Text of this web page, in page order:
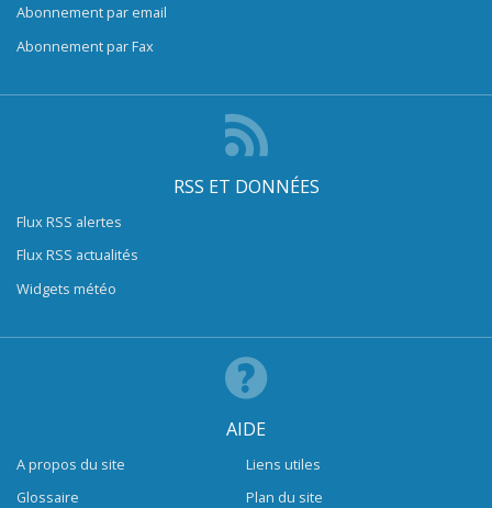
Abonnement par email
Abonnement par Fax
RSS ET DONNÉES
Flux RSS alertes
Flux RSS actualités
Widgets météo
AIDE
A propos du site
Glossaire
Liens utiles
Plan du site